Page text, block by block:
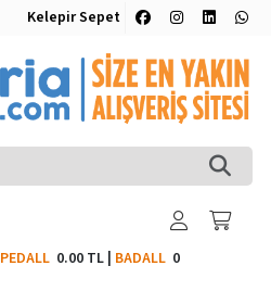
Kelepir Sepet
PEDALL 0.00 TL| BADALL0